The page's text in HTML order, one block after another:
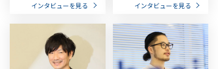
インタビューを見る インタビューを見る